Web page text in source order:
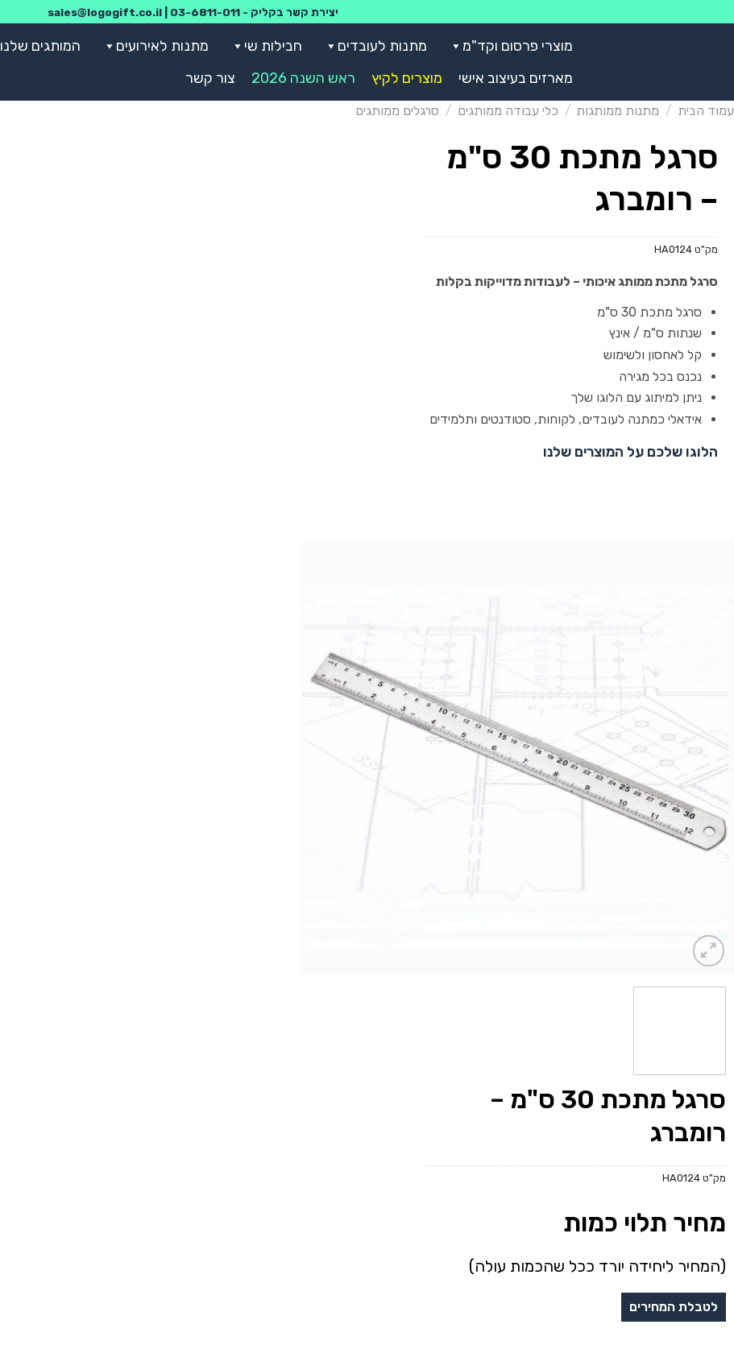
יצירת קשר בקליק -03-6811-011
|
sales@logogift.co.il
מוצרי פרסום וקד"מ מתנות לעובדים חבילות שי מתנות לאירועים
המותגים שלנו
מארזים בעיצוב אישי
מוצרים לקיץ ראש השנה 2026 צור קשר
עמוד הבית / מתנות ממותגות / כלי עבודה ממותגים / סרגלים ממותגים
סרגל מתכת 30 ס"מ
– רומברג
מק"ט HA0124
סרגל מתכת ממותג איכותי – לעבודות מדוייקות בקלות
סרגל מתכת 30 ס"מ
שנתות ס"מ / אינץ
קל לאחסון ולשימוש
נכנס בכל מגירה
ניתן למיתוג עם הלוגו שלך
אידאלי כמתנה לעובדים, לקוחות, סטודנטים ותלמידים
הלוגו שלכם על המוצרים שלנו
סרגל מתכת 30 ס"מ –
רומברג
מק"ט HA0124
מחיר תלוי כמות
(המחיר ליחידה יורד ככל שהכמות עולה)